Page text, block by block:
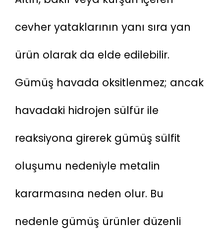
cevher yataklarının yanı sıra yan
ürün olarak da elde edilebilir.
Gümüş havada oksitlenmez; ancak
havadaki hidrojen sülfür ile
reaksiyona girerek gümüş sülfit
oluşumu nedeniyle metalin
kararmasına neden olur. Bu
nedenle gümüş ürünler düzenli